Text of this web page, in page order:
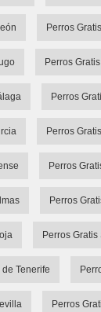
Perros
Perros
Perros
Perros
Perros
Perros
Perros
Tenerife
Perros